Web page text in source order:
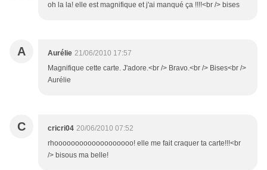
oh la la! elle est magnifique et j'ai manqué ça !!!!<br /> bises
A Aurélie 21/06/2010 17:57
Magnifique cette carte. J'adore.<br /> Bravo.<br /> Bises<br />
Aurélie
C cricri04 20/06/2010 07:52
rhooooooooooooooooooo! elle me fait craquer ta carte!!!<br
/> bisous ma belle!